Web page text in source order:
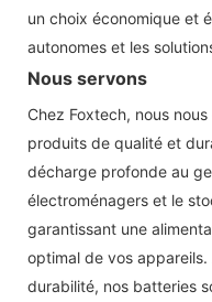
un choix économique et
autonomes et les
Nous servons
Chez Foxtech, nous
produits de qualité et
décharge profonde au
électroménagers et le
garantissant une
optimal de vos
durabilité, nos batteries